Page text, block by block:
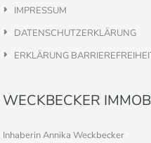
IMPRESSUM
DATENSCHUTZERKLÄRUNG
ERKLÄRUNG
WECKBECKER
Inhaberin Annika Weckbecker